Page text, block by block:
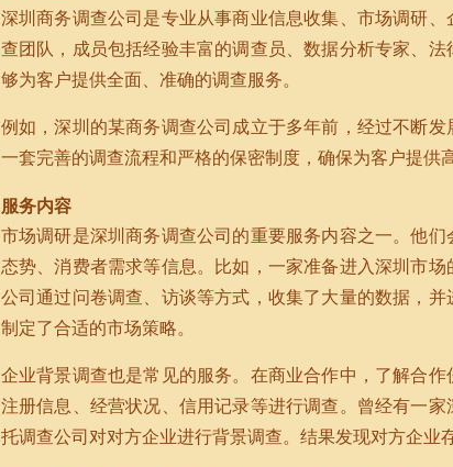
深圳商务调查公司是专业从事商业信息收集、市场调研
查团队，成员包括经验丰富的调查员、数据分析专家、
够为客户提供全面、准确的调查服务。
例如，深圳的某商务调查公司成立于多年前，经过不断
一套完善的调查流程和严格的保密制度，确保为客户提供
服务内容
市场调研是深圳商务调查公司的重要服务内容之一。他
态势、消费者需求等信息。比如，一家准备进入深圳市
公司通过问卷调查、访谈等方式，收集了大量的数据，
制定了合适的市场策略。
企业背景调查也是常见的服务。在商业合作中，了解合
注册信息、经营状况、信用记录等进行调查。曾经有一
托调查公司对对方企业进行背景调查。结果发现对方企业